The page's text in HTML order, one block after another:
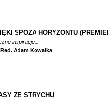
SPOZA HORYZONTU
inspiracje...
Red. Adam Kowalka
ZE STRYCHU